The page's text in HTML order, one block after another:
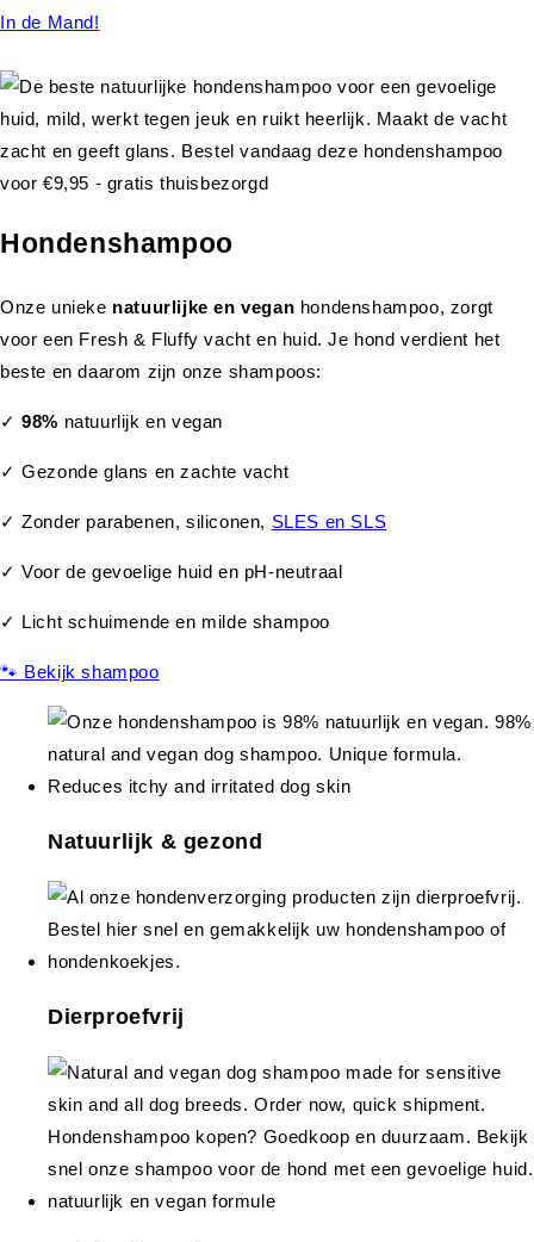
In de Mand!
Hondenshampoo
Onze unieke natuurlijke en vegan hondenshampoo, zorgt
voor een Fresh & Fluffy vacht en huid. Je hond verdient het
beste en daarom zijn onze shampoos:
✓98% natuurlijk en vegan
✓ Gezonde glans en zachte vacht
✓ Zonder parabenen, siliconen, SLES en SLS
✓ Voor de gevoelige huid en pH-neutraal
✓ Licht schuimende en milde shampoo
🐾 Bekijk shampoo
Natuurlijk & gezond
Dierproefvrij